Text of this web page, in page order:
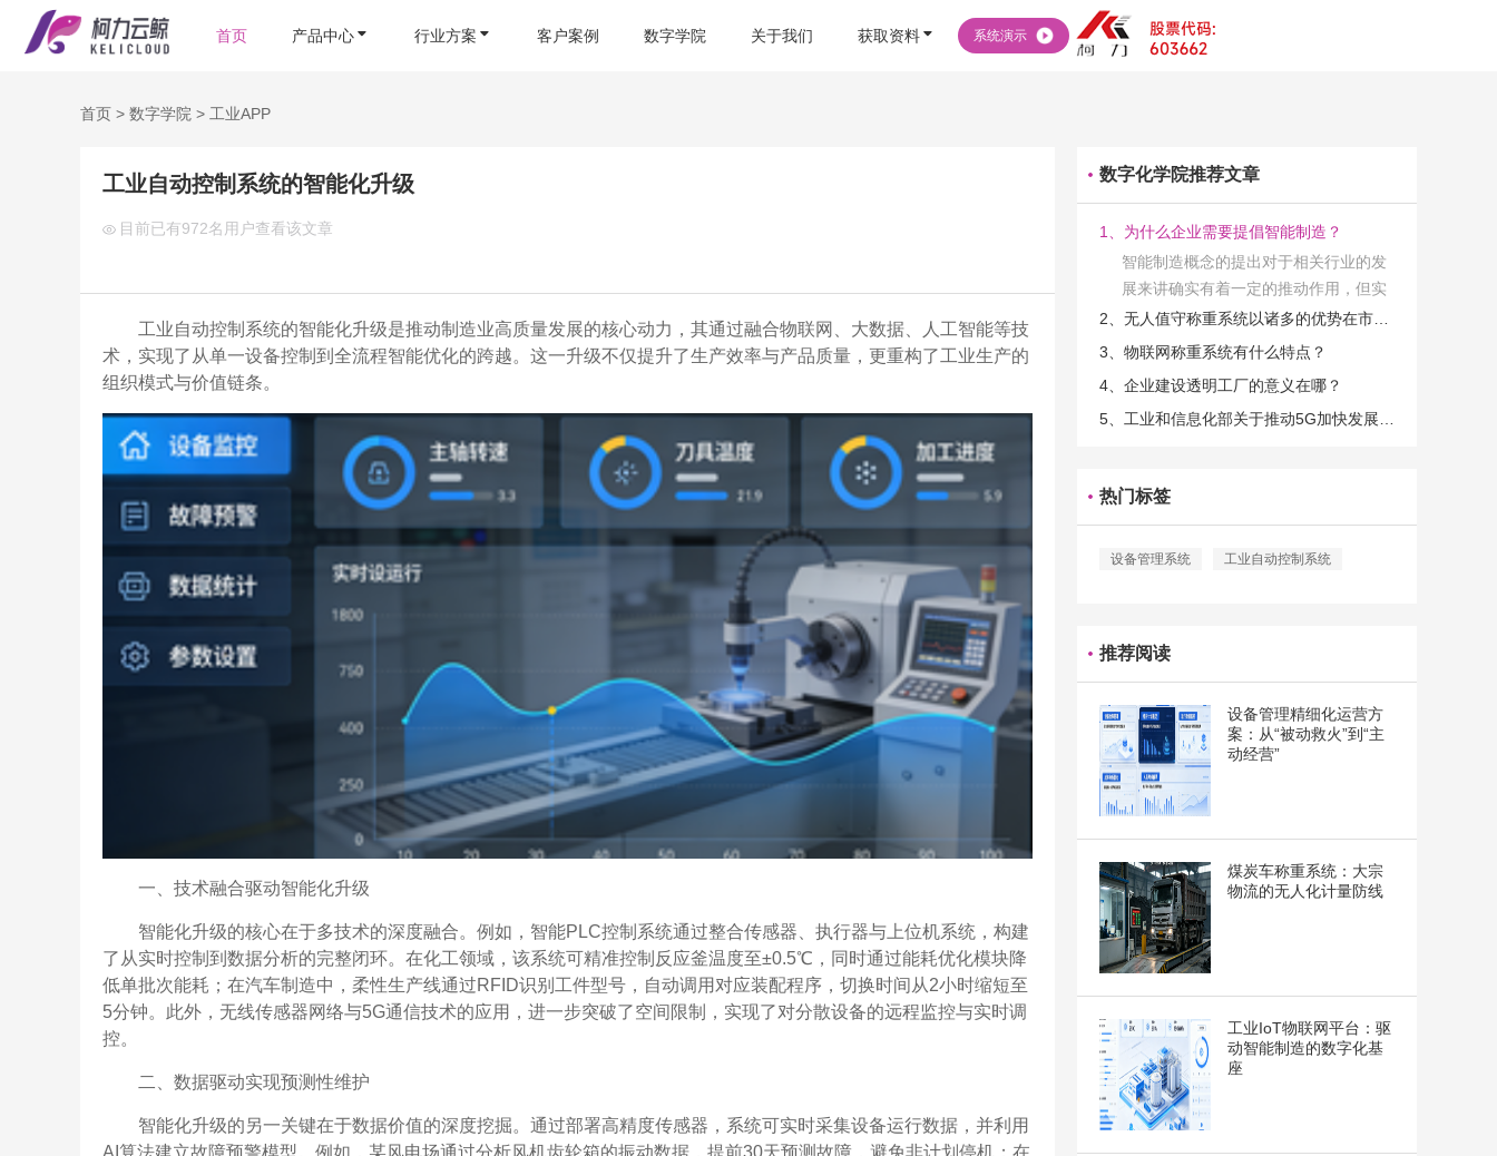
首页 产品中心 行业方案 客户案例 数字学院 关于我们 获取资料 系统演示
首页 > 数字学院 > 工业APP
工业自动控制系统的智能化升级
目前已有972名用户查看该文章
工业自动控制系统的智能化升级是推动制造业高质量发展的核心动力，其通过融合物联网、大数据、人工智能等技
术，实现了从单一设备控制到全流程智能优化的跨越。这一升级不仅提升了生产效率与产品质量，更重构了工业生产的
组织模式与价值链条。
一、技术融合驱动智能化升级
智能化升级的核心在于多技术的深度融合。例如，智能PLC控制系统通过整合传感器、执行器与上位机系统，构建
了从实时控制到数据分析的完整闭环。在化工领域，该系统可精准控制反应釜温度至±0.5℃，同时通过能耗优化模块降
低单批次能耗；在汽车制造中，柔性生产线通过RFID识别工件型号，自动调用对应装配程序，切换时间从2小时缩短至
5分钟。此外，无线传感器网络与5G通信技术的应用，进一步突破了空间限制，实现了对分散设备的远程监控与实时调
控。
二、数据驱动实现预测性维护
智能化升级的另一关键在于数据价值的深度挖掘。通过部署高精度传感器，系统可实时采集设备运行数据，并利用
AI算法建立故障预警模型。例如，某风电场通过分析风机齿轮箱的振动数据，提前30天预测故障，避免非计划停机；在
数字化学院推荐文章
1、为什么企业需要提倡智能制造？
智能制造概念的提出对于相关行业的发
展来讲确实有着一定的推动作用，但实
际上在工业发展的过程当中，能够推动
相关产业发展的具体结束是非常的多
3、物联网称重系统有什么特点？
4、企业建设透明工厂的意义在哪？
热门标签
设备管理系统 工业自动控制系统
推荐阅读
设备管理精细化运营方
案：从“被动救火”到“主
动经营”
煤炭车称重系统：大宗
物流的无人化计量防线
工业IoT物联网平台：驱
动智能制造的数字化基
座